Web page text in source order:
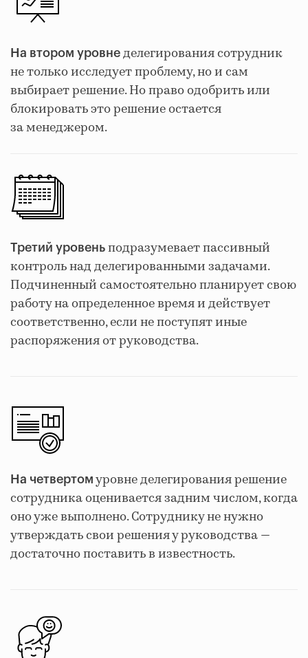
На втором уровне делегирования сотрудник
не только исследует проблему, но и сам
выбирает решение. Но право одобрить или
блокировать это решение остается
за менеджером.
Третий уровень подразумевает пассивный
контроль над делегированными задачами.
Подчиненный самостоятельно планирует свою
работу на определенное время и действует
соответственно, если не поступят иные
распоряжения от руководства.
На четвертом уровне делегирования решение
сотрудника оценивается задним числом, когда
оно уже выполнено. Сотруднику не нужно
утверждать свои решения у руководства —
достаточно поставить в известность.